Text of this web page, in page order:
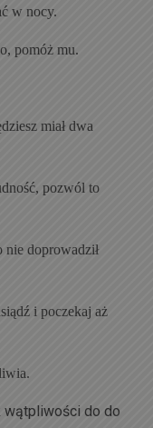
w nocy.
pomóż mu.
miał dwa
pozwól to
nie doprowadził
i poczekaj aż
wątpliwości do do